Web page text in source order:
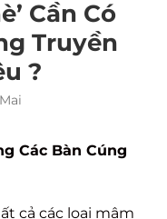
Cần Có
Truyền
?
Các Bàn Cúng
cả các loại mâm